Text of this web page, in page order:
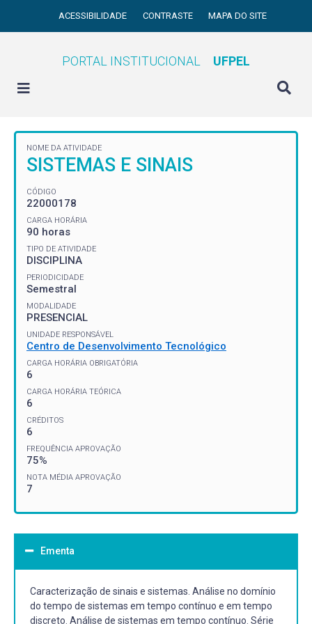
ACESSIBILIDADE CONTRASTE MAPA DO SITE
PORTAL INSTITUCIONAL UFPEL
NOME DA ATIVIDADE
SISTEMAS E SINAIS
CÓDIGO
22000178
CARGA HORÁRIA
90 horas
TIPO DE ATIVIDADE
DISCIPLINA
PERIODICIDADE
Semestral
MODALIDADE
PRESENCIAL
UNIDADE RESPONSÁVEL
Centro de Desenvolvimento Tecnológico
CARGA HORÁRIA OBRIGATÓRIA
6
CARGA HORÁRIA TEÓRICA
6
CRÉDITOS
6
FREQUÊNCIA APROVAÇÃO
75%
NOTA MÉDIA APROVAÇÃO
7
Ementa
Caracterização de sinais e sistemas. Análise no domínio
do tempo de sistemas em tempo contínuo e em tempo
discreto. Análise de sistemas em tempo contínuo. Série